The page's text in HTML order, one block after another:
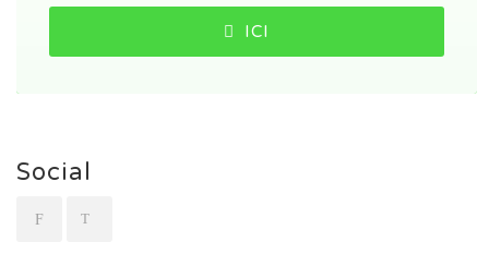
ICI
Social